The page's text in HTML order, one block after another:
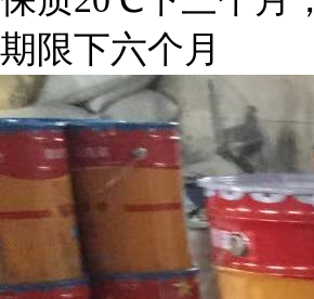
期限下六个月